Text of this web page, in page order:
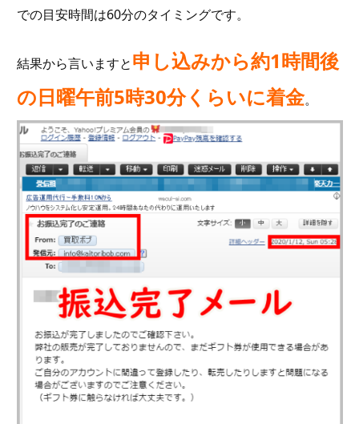
での目安時間は60分のタイミングです。
結果から言いますと申し込みから約1時間後
の日曜午前5時30分くらいに着金。